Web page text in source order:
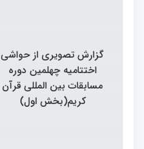
گزارش تصویری از حواشی
اختتامیه چهلمین دوره
مسابقات بین المللی قرآن
کریم(بخش اول)